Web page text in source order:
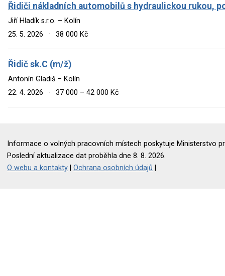
Řidiči nákladních automobilů s hydraulickou rukou,
Jiří Hladík s.r.o. – Kolín
25. 5. 2026
· 38 000 Kč
Řidič sk.C (m/ž)
Antonín Gladiš – Kolín
22. 4. 2026
· 37 000 – 42 000 Kč
Informace o volných pracovních místech poskytuje Ministerstvo
Poslední aktualizace dat proběhla dne 8. 8. 2026.
O webu a kontakty |Ochrana osobních údajů